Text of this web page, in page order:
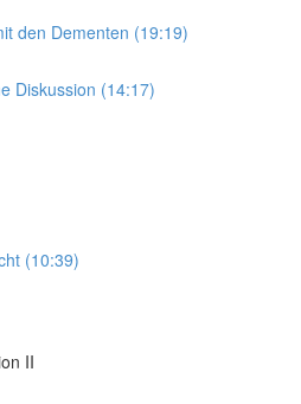
den Dementen (19:19)
Diskussion (14:17)
(10:39)
II